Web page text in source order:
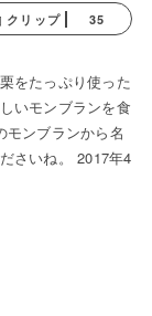
クリップ 35
をたっぷり使った
いモンブランを食
モンブランから名
さいね。 2017年4